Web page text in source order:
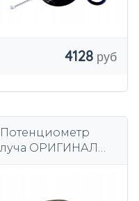
4128
Потенциометр
луча ОРИГИНАЛ